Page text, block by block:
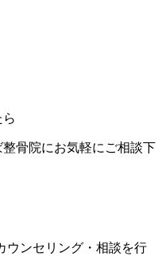
骨院にお気軽にご相談下
ウンセリング・相談を行